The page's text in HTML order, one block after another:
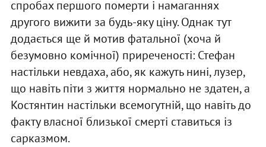
спробах першого померти і намаганнях
другого вижити за будь-яку ціну. Однак тут
додається ще й мотив фатальної (хоча й
безумовно комічної) приреченості: Стефан
настільки невдаха, або, як кажуть нині, лузер,
що навіть піти з життя нормально не здатен, а
Костянтин настільки всемогутній, що навіть до
факту власної близької смерті ставиться із
сарказмом.